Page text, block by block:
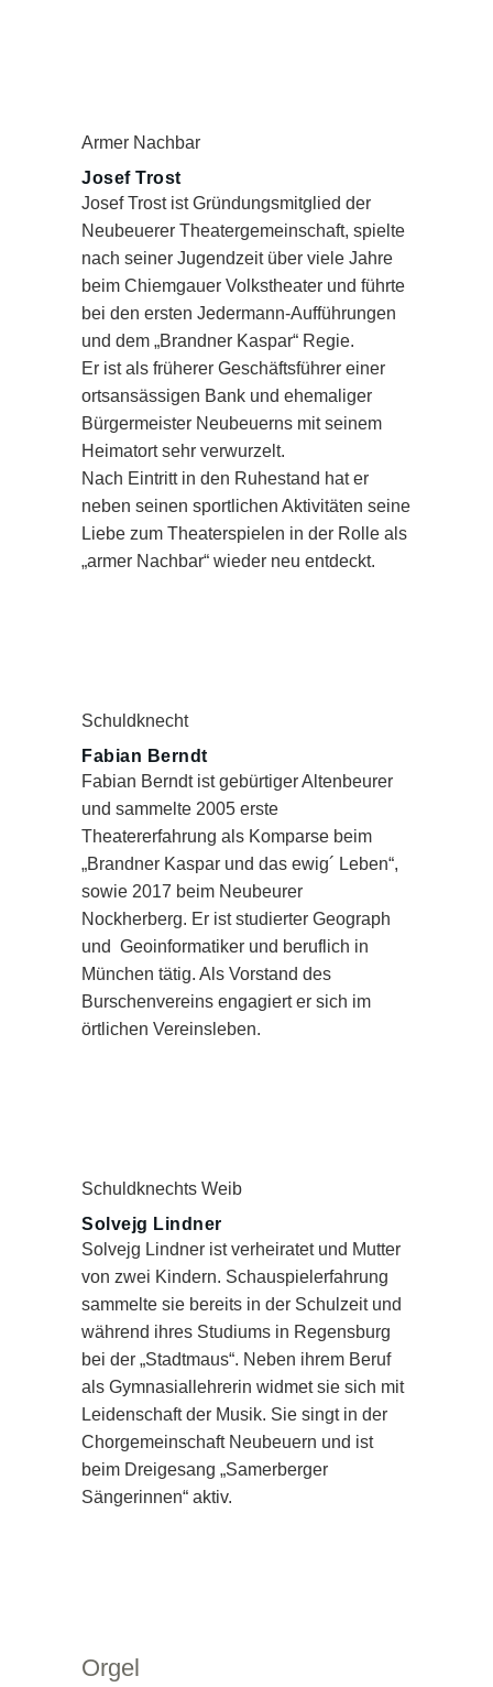
Armer Nachbar
Josef Trost
Josef Trost ist Gründungsmitglied der
Neubeuerer Theatergemeinschaft, spielte
nach seiner Jugendzeit über viele Jahre
beim Chiemgauer Volkstheater und führte
bei den ersten Jedermann-Aufführungen
und dem „Brandner Kaspar“ Regie.
Er ist als früherer Geschäftsführer einer
ortsansässigen Bank und ehemaliger
Bürgermeister Neubeuerns mit seinem
Heimatort sehr verwurzelt.
Nach Eintritt in den Ruhestand hat er
neben seinen sportlichen Aktivitäten seine
Liebe zum Theaterspielen in der Rolle als
„armer Nachbar“ wieder neu entdeckt.
Schuldknecht
Fabian Berndt
Fabian Berndt ist gebürtiger Altenbeurer
und sammelte 2005 erste
Theatererfahrung als Komparse beim
„Brandner Kaspar und das ewig´ Leben“,
sowie 2017 beim Neubeurer
Nockherberg. Er ist studierter Geograph
und Geoinformatiker und beruflich in
München tätig. Als Vorstand des
Burschenvereins engagiert er sich im
örtlichen Vereinsleben.
Schuldknechts Weib
Solvejg Lindner
Solvejg Lindner ist verheiratet und Mutter
von zwei Kindern. Schauspielerfahrung
sammelte sie bereits in der Schulzeit und
während ihres Studiums in Regensburg
bei der „Stadtmaus“. Neben ihrem Beruf
als Gymnasiallehrerin widmet sie sich mit
Leidenschaft der Musik. Sie singt in der
Chorgemeinschaft Neubeuern und ist
beim Dreigesang „Samerberger
Sängerinnen“ aktiv.
Orgel